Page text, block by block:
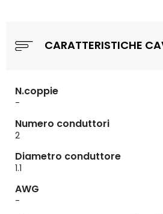
CARATTERISTICHE
N.coppie
-
Numero conduttori
2
Diametro conduttore
1.1
AWG
-